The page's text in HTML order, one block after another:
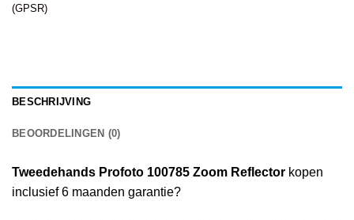
(GPSR)
BESCHRIJVING
BEOORDELINGEN (0)
Tweedehands Profoto 100785 Zoom Reflector kopen
inclusief 6 maanden garantie?